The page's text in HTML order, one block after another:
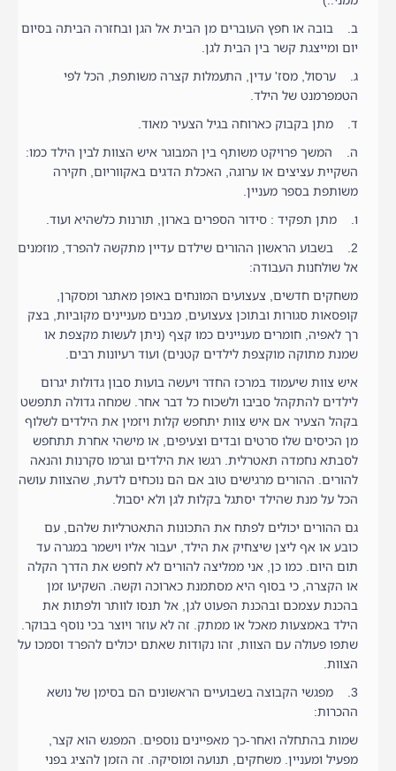
ב. בובה או חפץ העוברים מן הבית אל הגן ובחזרה הביתה בסיום
יום ומייצגת קשר בין הבית לגן.
ג. ערסול, מסז' עדין, התעמלות קצרה משותפת, הכל לפי
הטמפרמנט של הילד.
ד. מתן בקבוק כארוחה בגיל הצעיר מאוד.
ה. המשך פרויקט משותף בין המבוגר איש הצוות לבין הילד כמו:
השקיית עציצים או ערוגה, האכלת הדגים באקווריום, חקירה
משותפת בספר מעניין.
ו. מתן תפקיד : סידור הספרים בארון, תורנות כלשהיא ועוד.
2. בשבוע הראשון ההורים שילדם עדיין מתקשה להפרד, מוזמנים
אל שולחנות העבודה:
משחקים חדשים, צעצועים המונחים באופן מאתגר ומסקרן,
קופסאות סגורות ובתוכן צעצועים, מבנים מעניינים מקוביות, בצק
רך לאפיה, חומרים מעניינים כמו קצף (ניתן לעשות מקצפת או
שמנת מתוקה מוקצפת לילדים קטנים) ועוד רעיונות רבים.
איש צוות שיעמוד במרכז החדר ויעשה בועות סבון גדולות יגרום
לילדים להתקהל סביבו ולשכוח כל דבר אחר. שמחה גדולה תתפשט
בקהל הצעיר אם איש צוות יתחפש קלות ויזמין את הילדים לשלוף
מן הכיסים שלו סרטים ובדים וצעיפים, או מישהי אחרת תתחפש
לסבתא נחמדה תאטרלית. רגשו את הילדים וגרמו סקרנות והנאה
להורים. ההורים מרגישים טוב אם הם נוכחים לדעת, שהצוות עושה
הכל על מנת שהילד יסתגל בקלות לגן ולא יסבול.
גם ההורים יכולים לפתח את התכונות התאטרליות שלהם, עם
כובע או אף ליצן שיצחיק את הילד, יעבור אליו וישמר במגרה עד
תום היום. כמו כן, אני ממליצה להורים לא לחפש את הדרך הקלה
או הקצרה, כי בסוף היא מסתמנת כארוכה וקשה. השקיעו זמן
בהכנת עצמכם ובהכנת הפעוט לגן, אל תנסו לוותר ולפתות את
הילד באמצעות מאכל או ממתק. זה לא עוזר ויוצר בכי נוסף בבוקר.
שתפו פעולה עם הצוות, זהו נקודות שאתם יכולים להפרד וסמכו על
הצוות.
3. מפגשי הקבוצה בשבועיים הראשונים הם בסימן של נושא
ההכרות:
שמות בהתחלה ואחר-כך מאפיינים נוספים. המפגש הוא קצר,
מפעיל ומעניין. משחקים, תנועה ומוסיקה. זה הזמן להציג בפני